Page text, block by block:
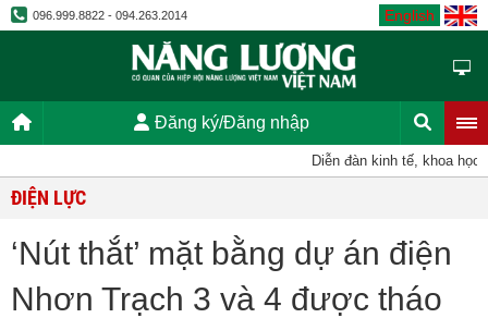
096.999.8822 - 094.263.2014 English
Đăng ký/Đăng nhập
Diễn đàn kinh tế, khoa học,
ĐIỆN LỰC
‘Nút thắt’ mặt bằng dự án điện
Nhơn Trạch 3 và 4 được tháo